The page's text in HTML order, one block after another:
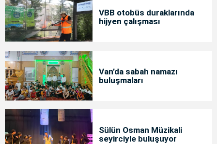
VBB otobüs duraklarında
hijyen çalışması
Van’da sabah namazı
buluşmaları
Sülün Osman Müzikali
seyirciyle buluşuyor